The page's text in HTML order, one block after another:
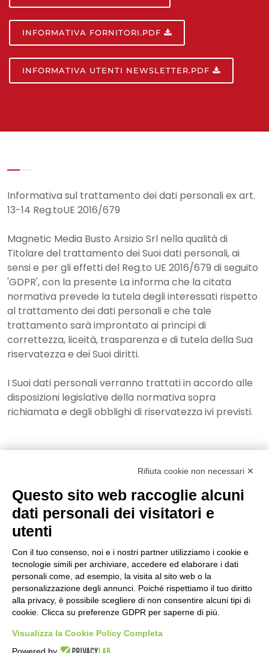
INFORMATIVA FORNITORI.PDF
INFORMATIVA UTENTI NEWSLETTER.PDF
Informativa sul trattamento dei dati personali ex art.
13-14 Reg.toUE 2016/679
Magnetic Media Busto Arsizio Srl nella qualità di
Titolare del trattamento dei Suoi dati personali, ai
sensi e per gli effetti del Reg.to UE 2016/679 di seguito
'GDPR', con la presente La informa che la citata
normativa prevede la tutela degli interessati rispetto
al trattamento dei dati personali e che tale
trattamento sarà improntato ai principi di
correttezza, liceità, trasparenza e di tutela della Sua
riservatezza e dei Suoi diritti.
I Suoi dati personali verranno trattati in accordo alle
disposizioni legislative della normativa sopra
richiamata e degli obblighi di riservatezza ivi previsti.
P.IVA 02330030129 | CAPITALE I.V. €100.000
Copyright © 2025 | Magnetic Media Busto Arsizio srl - 21052 Busto
Arsizio (VA) via Torino, 15 | Email.info@mmbusto.com| Tel.0331
33.21.86| Fax0331 67.00.57|
Tutti i diritti riservati -Credits
NEWSLETTER
Se vuoi rimanere sempre aggiornato sulle nostre comunicazioni
iscriviti alla newsletter!
Rifiuta cookie non necessari ✕
Questo sito web raccoglie alcuni
dati personali dei visitatori e
utenti
Con il tuo consenso, noi e i nostri partner utilizziamo i cookie e
tecnologie simili per archiviare, accedere ed elaborare i dati
personali come, ad esempio, la visita al sito web o la
personalizzazione degli annunci. Poiché rispettiamo il tuo diritto
alla privacy, è possibile scegliere di non consentire alcuni tipi di
cookie. Clicca su preferenze GDPR per saperne di più.
Visualizza la Cookie Policy Completa